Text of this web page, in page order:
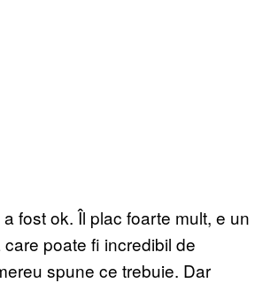
fost ok. Îl plac foarte mult, e un
poate fi incredibil de
spune ce trebuie. Dar